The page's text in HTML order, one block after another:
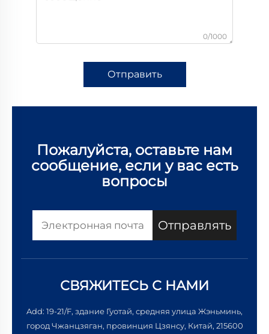
0/1000
Отправить
Пожалуйста, оставьте нам
сообщение, если у вас есть
вопросы
Отправлять
СВЯЖИТЕСЬ С НАМИ
Add: 19-21/F, здание Гуотай, средняя улица Жэньминь,
город Чжанцзяган, провинция Цзянсу, Китай, 215600